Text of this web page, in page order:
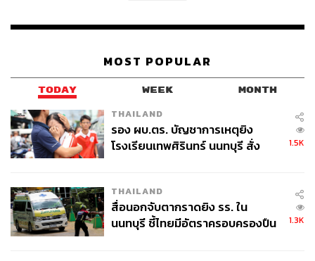
MOST POPULAR
TODAY WEEK MONTH
THAILAND
รอง ผบ.ตร. บัญชาการเหตุยิง
โรงเรียนเทพศิรินทร์ นนทบุรี สั่ง
1.5K
THAILAND
สื่อนอกจับตากราดยิง รร. ใน
นนทบุรี ชี้ไทยมีอัตราครอบครองปืน
1.3K